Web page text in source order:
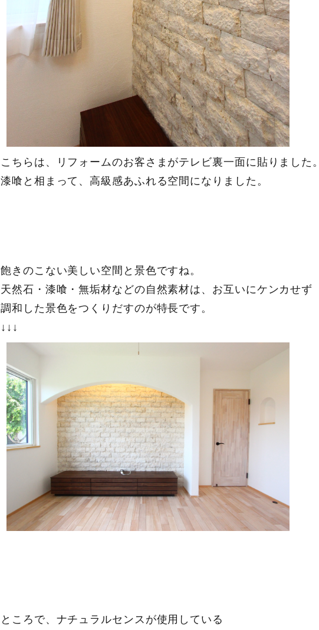
こちらは、リフォームのお客さまがテレビ裏一面に貼りました。
漆喰と相まって、高級感あふれる空間になりました。
飽きのこない美しい空間と景色ですね。
天然石・漆喰・無垢材などの自然素材は、お互いにケンカせず
調和した景色をつくりだすのが特長です。
↓↓↓
ところで、ナチュラルセンスが使用している